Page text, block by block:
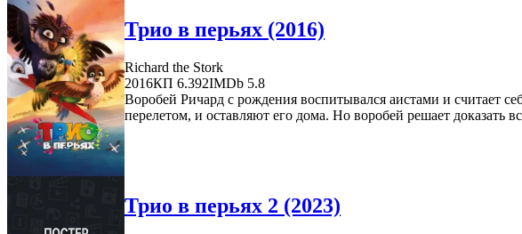
Трио в перьях (2016)
Richard the Stork
2016КП 6.392IMDb 5.8
Воробей Ричард с рождения воспитывался аистами и считает
перелетом, и оставляют его дома. Но воробей решает доказать
Трио в перьях 2 (2023)